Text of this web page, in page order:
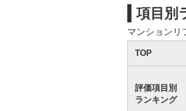
項目別
マンションリ
TOP
評価項目別
ランキング